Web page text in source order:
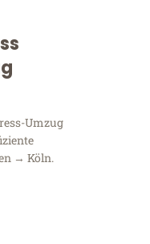
Umzug
→ Köln.